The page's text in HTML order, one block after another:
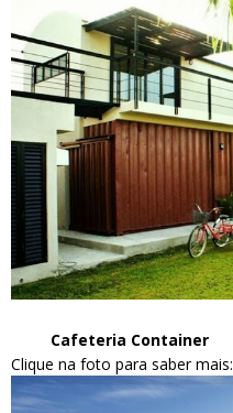
Cafeteria Container
Clique na foto para saber mais: